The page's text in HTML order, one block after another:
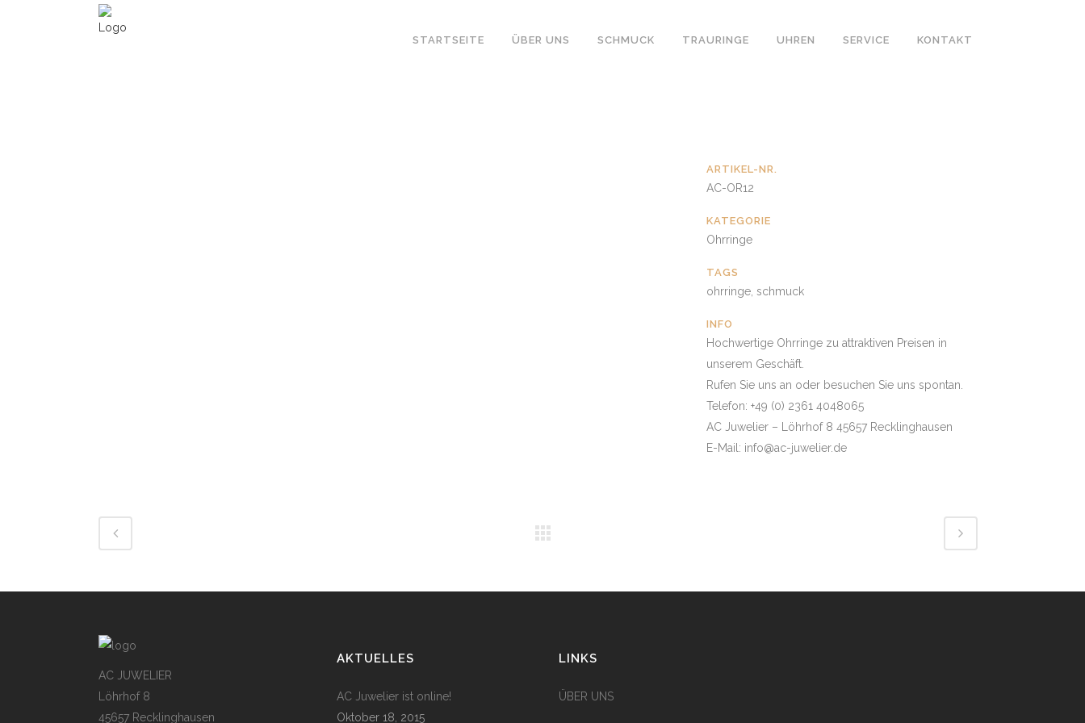
STARTSEITE ÜBER UNS SCHMUCK TRAURINGE UHREN SERVICE KONTAKT
ARTIKEL-NR.
AC-OR12
KATEGORIE
Ohrringe
TAGS
ohrringe, schmuck
INFO
Hochwertige Ohrringe zu attraktiven Preisen in
unserem Geschäft.
Rufen Sie uns an oder besuchen Sie uns spontan.
Telefon: +49 (0) 2361 4048065
AC Juwelier – Löhrhof 8 45657 Recklinghausen
E-Mail: info@ac-juwelier.de
AC JUWELIER
Löhrhof 8
45657 Recklinghausen
AKTUELLES
AC Juwelier ist online!
Oktober 18, 2015
LINKS
ÜBER UNS